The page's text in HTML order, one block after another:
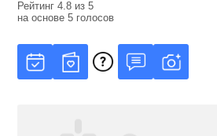
Рейтинг4.8 из5
на основе5 голосов